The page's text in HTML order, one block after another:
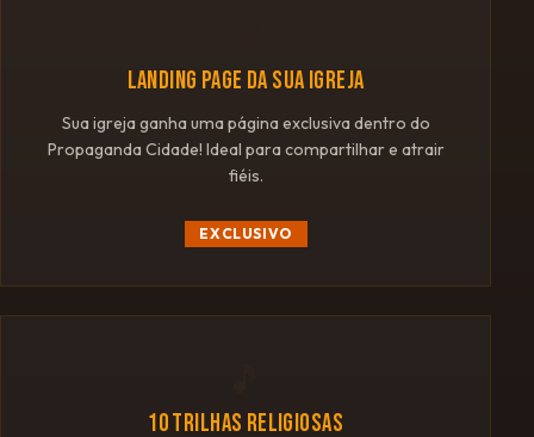
LANDING PAGE DA SUA IGREJA
Sua igreja ganha uma página exclusiva dentro do
Propaganda Cidade! Ideal para compartilhar e atrair
fiéis.
EXCLUSIVO
10 TRILHAS RELIGIOSAS